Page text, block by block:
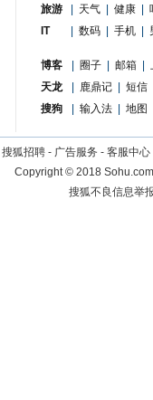
旅游
天气 健康
IT
数码 手机
博客 圈子 邮箱
天龙
鹿鼎记
短信
搜狗
输入法 地图
搜狐招聘 - 广告服务 - 客服中心
Copyright©2018
搜狐不良信息举